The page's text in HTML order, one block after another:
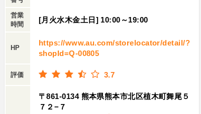
営業
時間
[月火水木金土日] 10:00～19:00
HP
https://www.au.com/storelocator/detail/?
shopId=Q-00805
評価 3.7
〒861-0134 熊本県熊本市北区植木町舞尾５
７２−７